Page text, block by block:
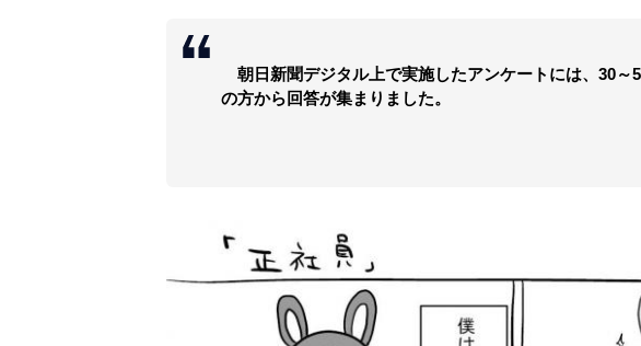
朝日新聞デジタル上で実施したアンケートには、30～
の方から回答が集まりました。